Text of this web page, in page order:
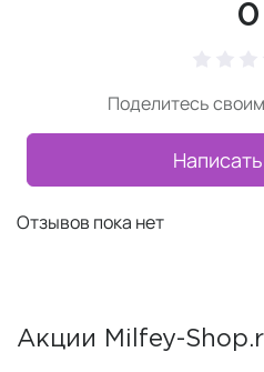
0
Поделитесь
Отзывов пока нет
Акции Milfey-